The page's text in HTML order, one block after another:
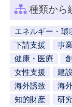
種類から
エネルギー・環
下請支援
事
健康・医療
女性支援
建
海外誘致
海
知的財産
研